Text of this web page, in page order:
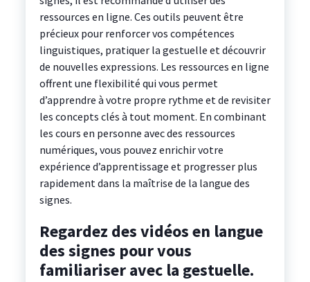
ressources en ligne. Ces outils peuvent être
précieux pour renforcer vos compétences
linguistiques, pratiquer la gestuelle et découvrir
de nouvelles expressions. Les ressources en ligne
offrent une flexibilité qui vous permet
d’apprendre à votre propre rythme et de revisiter
les concepts clés à tout moment. En combinant
les cours en personne avec des ressources
numériques, vous pouvez enrichir votre
expérience d’apprentissage et progresser plus
rapidement dans la maîtrise de la langue des
signes.
Regardez des vidéos en langue
des signes pour vous
familiariser avec la gestuelle.